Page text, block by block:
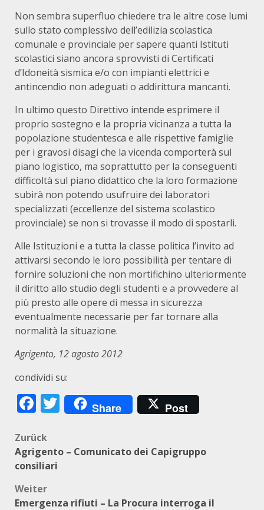
Non sembra superfluo chiedere tra le altre cose lumi
sullo stato complessivo dell’edilizia scolastica
comunale e provinciale per sapere quanti Istituti
scolastici siano ancora sprovvisti di Certificati
d’Idoneità sismica e/o con impianti elettrici e
antincendio non adeguati o addirittura mancanti.
In ultimo questo Direttivo intende esprimere il
proprio sostegno e la propria vicinanza a tutta la
popolazione studentesca e alle rispettive famiglie
per i gravosi disagi che la vicenda comporterà sul
piano logistico, ma soprattutto per la conseguenti
difficoltà sul piano didattico che la loro formazione
subirà non potendo usufruire dei laboratori
specializzati (eccellenze del sistema scolastico
provinciale) se non si trovasse il modo di spostarli.
Alle Istituzioni e a tutta la classe politica l’invito ad
attivarsi secondo le loro possibilità per tentare di
fornire soluzioni che non mortifichino ulteriormente
il diritto allo studio degli studenti e a provvedere al
più presto alle opere di messa in sicurezza
eventualmente necessarie per far tornare alla
normalità la situazione.
Agrigento, 12 agosto 2012
condividi su:
Facebook
Twitter
Share Post
Beitragsnavigation
Zurück
Agrigento – Comunicato dei Capigruppo
consiliari
Weiter
Emergenza rifiuti – La Procura interroga il